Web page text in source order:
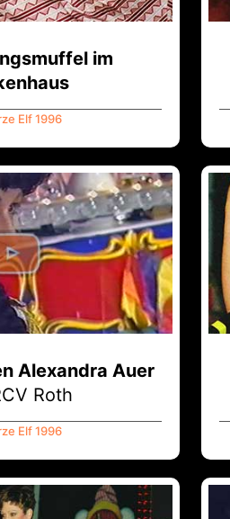
im
Elf 1996
Alexandra Auer
Roth
Elf 1996